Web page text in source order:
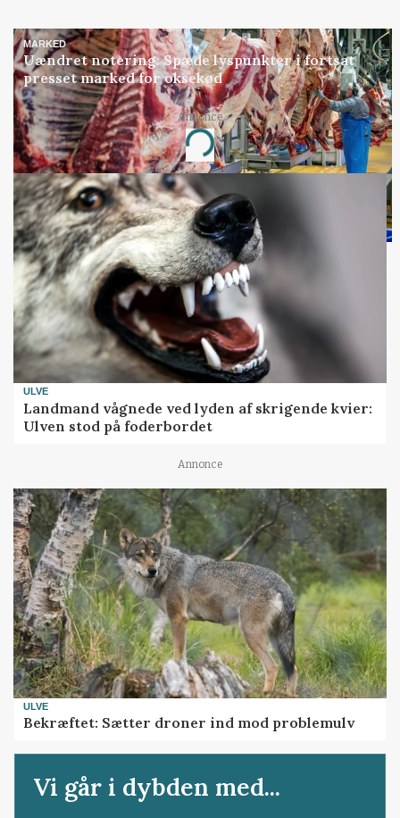
MARKED
Uændret notering: Spæde lyspunkter i fortsat
presset marked for oksekød
Annonce
Loading...
ULVE
Landmand vågnede ved lyden af skrigende kvier:
Ulven stod på foderbordet
Annonce
ULVE
Bekræftet: Sætter droner ind mod problemulv
Vi går i dybden med...